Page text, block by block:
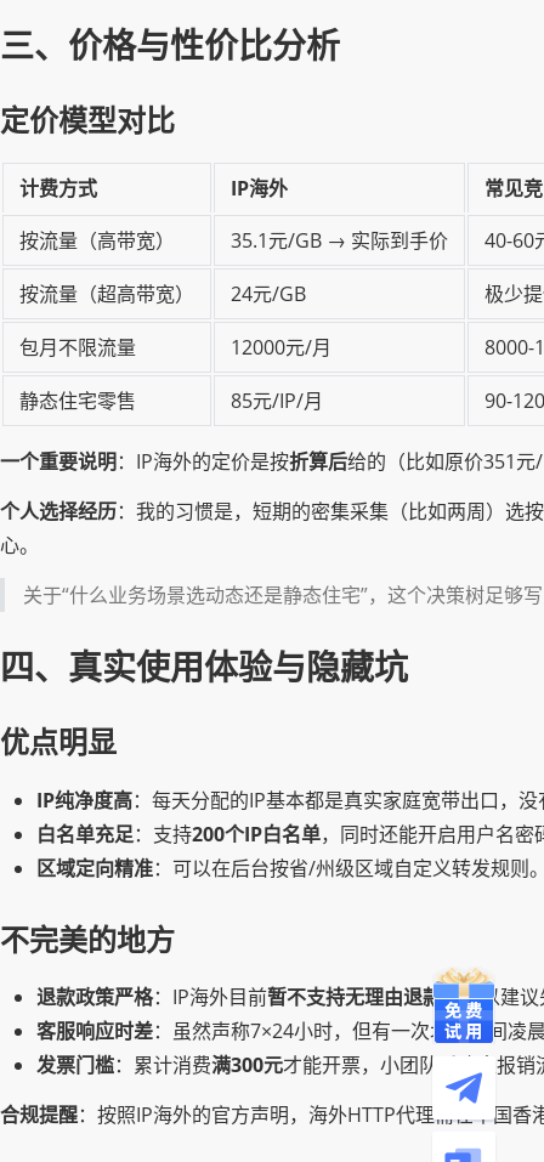
三、价格与性价比分析
定价模型对比
计费方式 IP海外
常见
按流量（高带宽）
35.1元/GB → 实际到手价
40-60
按流量（超高带宽）
24元/GB
极少
包月不限流量
12000元/月
8000-
静态住宅零售
85元/IP/月 90-
一个重要说明：IP海外的定价是按折算后给的（比如原价351元
个人选择经历：我的习惯是，短期的密集采集（比如两周）选
心。
关于“什么业务场景选动态还是静态住宅”，这个决策树足够
四、真实使用体验与隐藏坑
优点明显
IP纯净度高：每天分配的IP基本都是真实家庭宽带出口，
白名单充足：支持200个IP白名单，同时还能开启用户名
区域定向精准：可以在后台按省/州级区域自定义转发规则
不完美的地方
退款政策严格：IP海外目前暂不支持无理由退款，所以建
客服响应时差：虽然声称7×24小时，但有一次北京时间凌
发票门槛：累计消费满300元才能开票，小团队采购走报
合规提醒：按照IP海外的官方声明，海外HTTP代理需在中国